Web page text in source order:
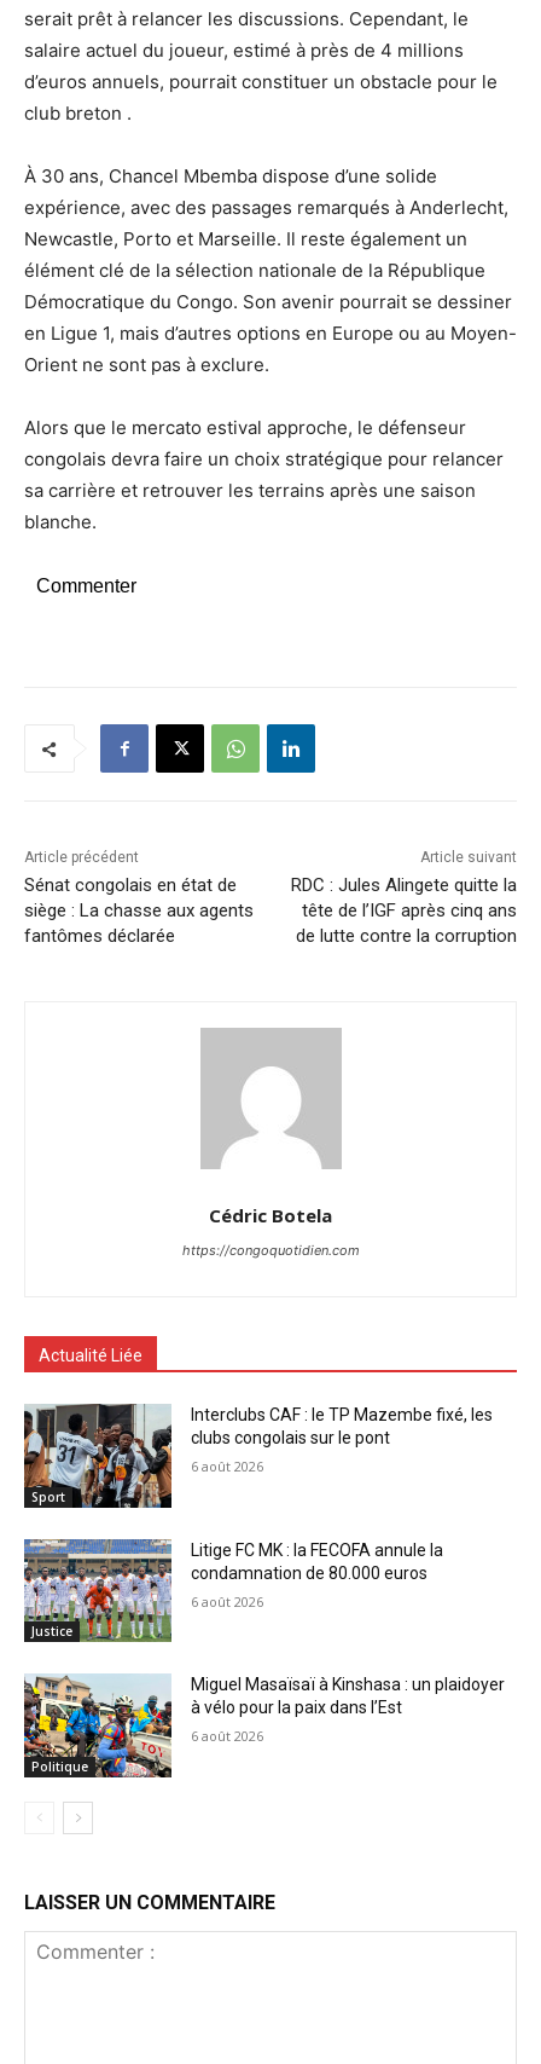
serait prêt à relancer les discussions. Cependant, le
salaire actuel du joueur, estimé à près de 4 millions
d’euros annuels, pourrait constituer un obstacle pour le
club breton .
À 30 ans, Chancel Mbemba dispose d’une solide
expérience, avec des passages remarqués à Anderlecht,
Newcastle, Porto et Marseille. Il reste également un
élément clé de la sélection nationale de la République
Démocratique du Congo. Son avenir pourrait se dessiner
en Ligue 1, mais d’autres options en Europe ou au Moyen-
Orient ne sont pas à exclure.
Alors que le mercato estival approche, le défenseur
congolais devra faire un choix stratégique pour relancer
sa carrière et retrouver les terrains après une saison
blanche.
Commenter
Article précédent
Sénat congolais en état de
siège : La chasse aux agents
fantômes déclarée
Article suivant
RDC : Jules Alingete quitte la
tête de l’IGF après cinq ans
de lutte contre la corruption
Cédric Botela
https://congoquotidien.com
Actualité Liée
Sport
Interclubs CAF : le TP Mazembe fixé, les
clubs congolais sur le pont
6 août 2026
Justice
Litige FC MK : la FECOFA annule la
condamnation de 80.000 euros
6 août 2026
Politique
Miguel Masaïsaï à Kinshasa : un plaidoyer
à vélo pour la paix dans l’Est
6 août 2026
LAISSER UN COMMENTAIRE